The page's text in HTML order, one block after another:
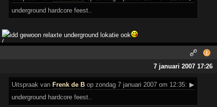
underground hardcore feest..
idd gewoon relaxte underground lokatie ook
7 januari 2007 17:26
Uitspraak van Frenk de B op zondag 7 januari 2007 om 12:35: ▶
underground hardcore feest..